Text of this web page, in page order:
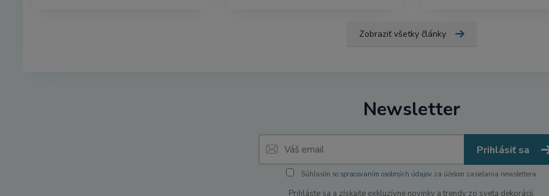
Zobraziť všetky články
Newsletter
Prihlásiť sa
Súhlasím so spracovaním osobných údajovza účelom zasielania newslettera.
Prihláste sa a získajte exkluzívne novinky a trendy zo sveta dekorácií.